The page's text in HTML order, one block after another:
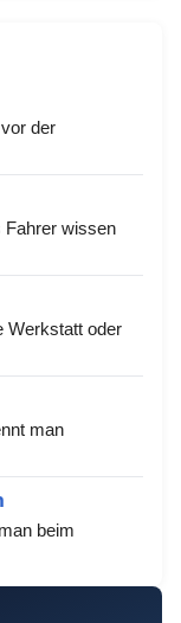
der
Fahrer wissen
Werkstatt oder
man
beim